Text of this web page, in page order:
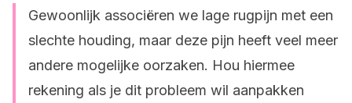
Gewoonlijk associëren we lage rugpijn met een
slechte houding, maar deze pijn heeft veel meer
andere mogelijke oorzaken. Hou hiermee
rekening als je dit probleem wil aanpakken